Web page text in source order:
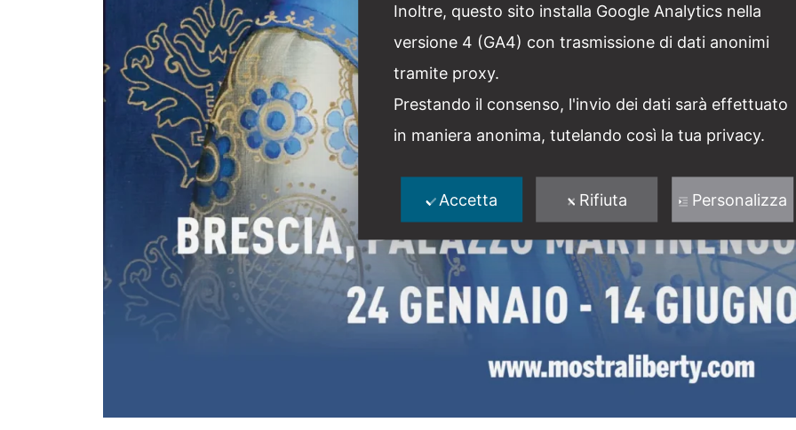
Inoltre, questo sito installa Google Analytics nella
versione 4 (GA4) con trasmissione di dati anonimi
tramite proxy.
Prestando il consenso, l'invio dei dati sarà effettuato
in maniera anonima, tutelando così la tua privacy.
Accetta Rifiuta Personalizza